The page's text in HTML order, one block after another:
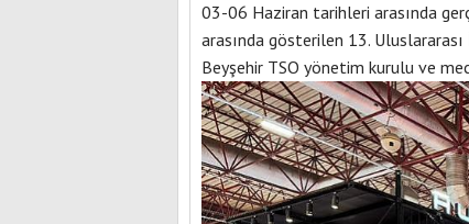
03-06 Haziran tarihleri arasında
arasında gösterilen 13.
Beyşehir TSO yönetim kurulu ve